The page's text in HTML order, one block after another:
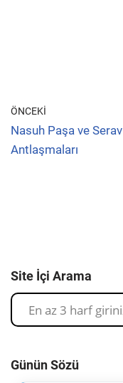
ÖNCEKI
Nasuh Paşa ve Serav
Antlaşmaları
Site İçi Arama
Günün Sözü